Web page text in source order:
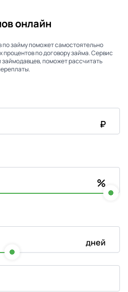
онлайн
займу поможет самостоятельно
по договору займа. Сервис
поможет рассчитать
₽
%
дней